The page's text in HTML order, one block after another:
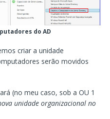
do AD
criar a unidade
serão movidos
(no meu caso, sob a OU 1
unidade organizacional no